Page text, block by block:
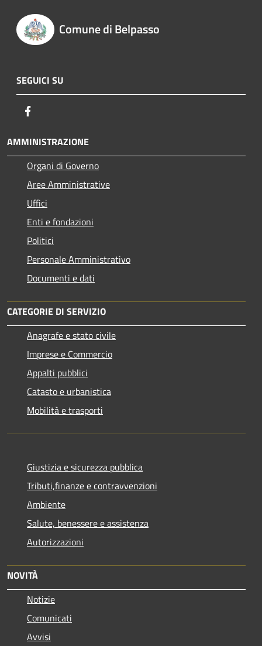
Comune di Belpasso
SEGUICI SU
AMMINISTRAZIONE
Organi di Governo
Aree Amministrative
Uffici
Enti e fondazioni
Politici
Personale Amministrativo
Documenti e dati
CATEGORIE DI SERVIZIO
Anagrafe e stato civile
Imprese e Commercio
Appalti pubblici
Catasto e urbanistica
Mobilità e trasporti
Giustizia e sicurezza pubblica
Tributi,finanze e contravvenzioni
Ambiente
Salute, benessere e assistenza
Autorizzazioni
NOVITÀ
Notizie
Comunicati
Avvisi